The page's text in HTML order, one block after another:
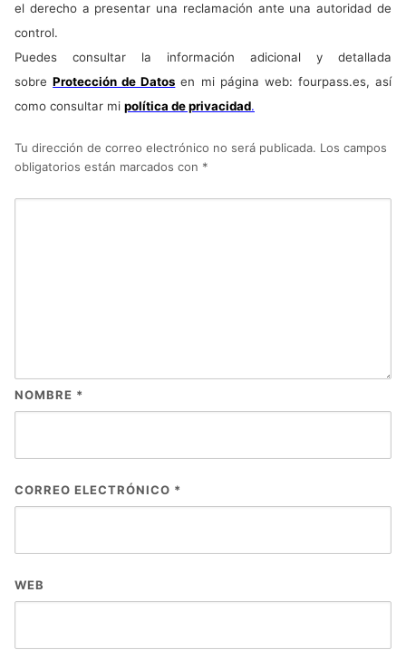
el derecho a presentar una reclamación ante una autoridad de
control.
Puedes consultar la información adicional y detallada
sobreProtección de Datos en mi página web: fourpass.es, así
como consultar mi política de privacidad.
Tu dirección de correo electrónico no será publicada. Los campos
obligatorios están marcados con *
NOMBRE *
CORREO ELECTRÓNICO *
WEB